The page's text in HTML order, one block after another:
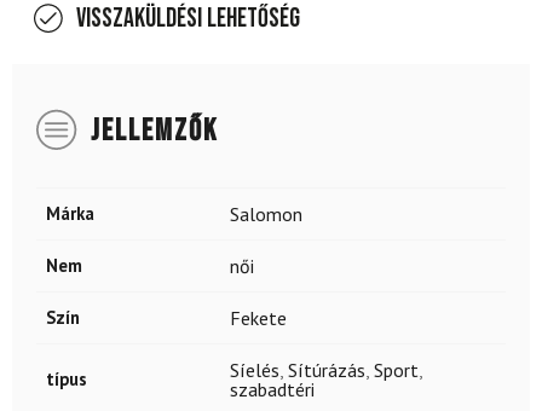
Visszaküldési lehetőség
JELLEMZŐK
Márka Salomon
Nem női
Szín Fekete
típus Síelés Sítúrázás Sport
szabadtéri